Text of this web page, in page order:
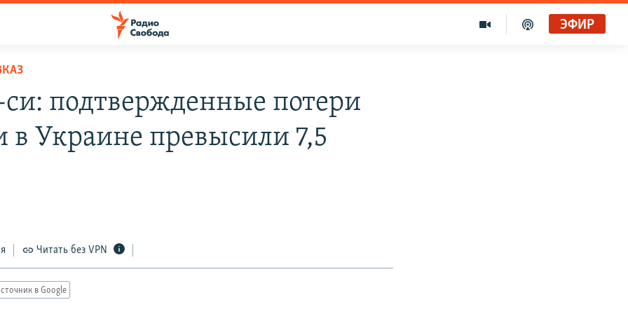
ЭФИР
подтвержденные потери
в Украине превысили 7,5
Читать без VPN
в Google